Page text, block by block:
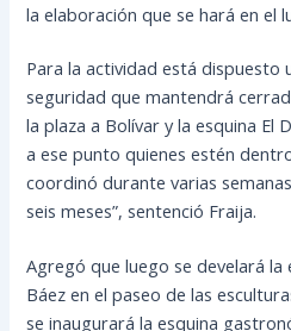
la elaboración que se hará en el
Para la actividad está dispuesto
seguridad que mantendrá
la plaza a Bolívar y la esquina El
a ese punto quienes estén
coordinó durante varias
seis meses”, sentenció Fraija.
Agregó que luego se develará la
Báez en el paseo de las
se inaugurará la esquina